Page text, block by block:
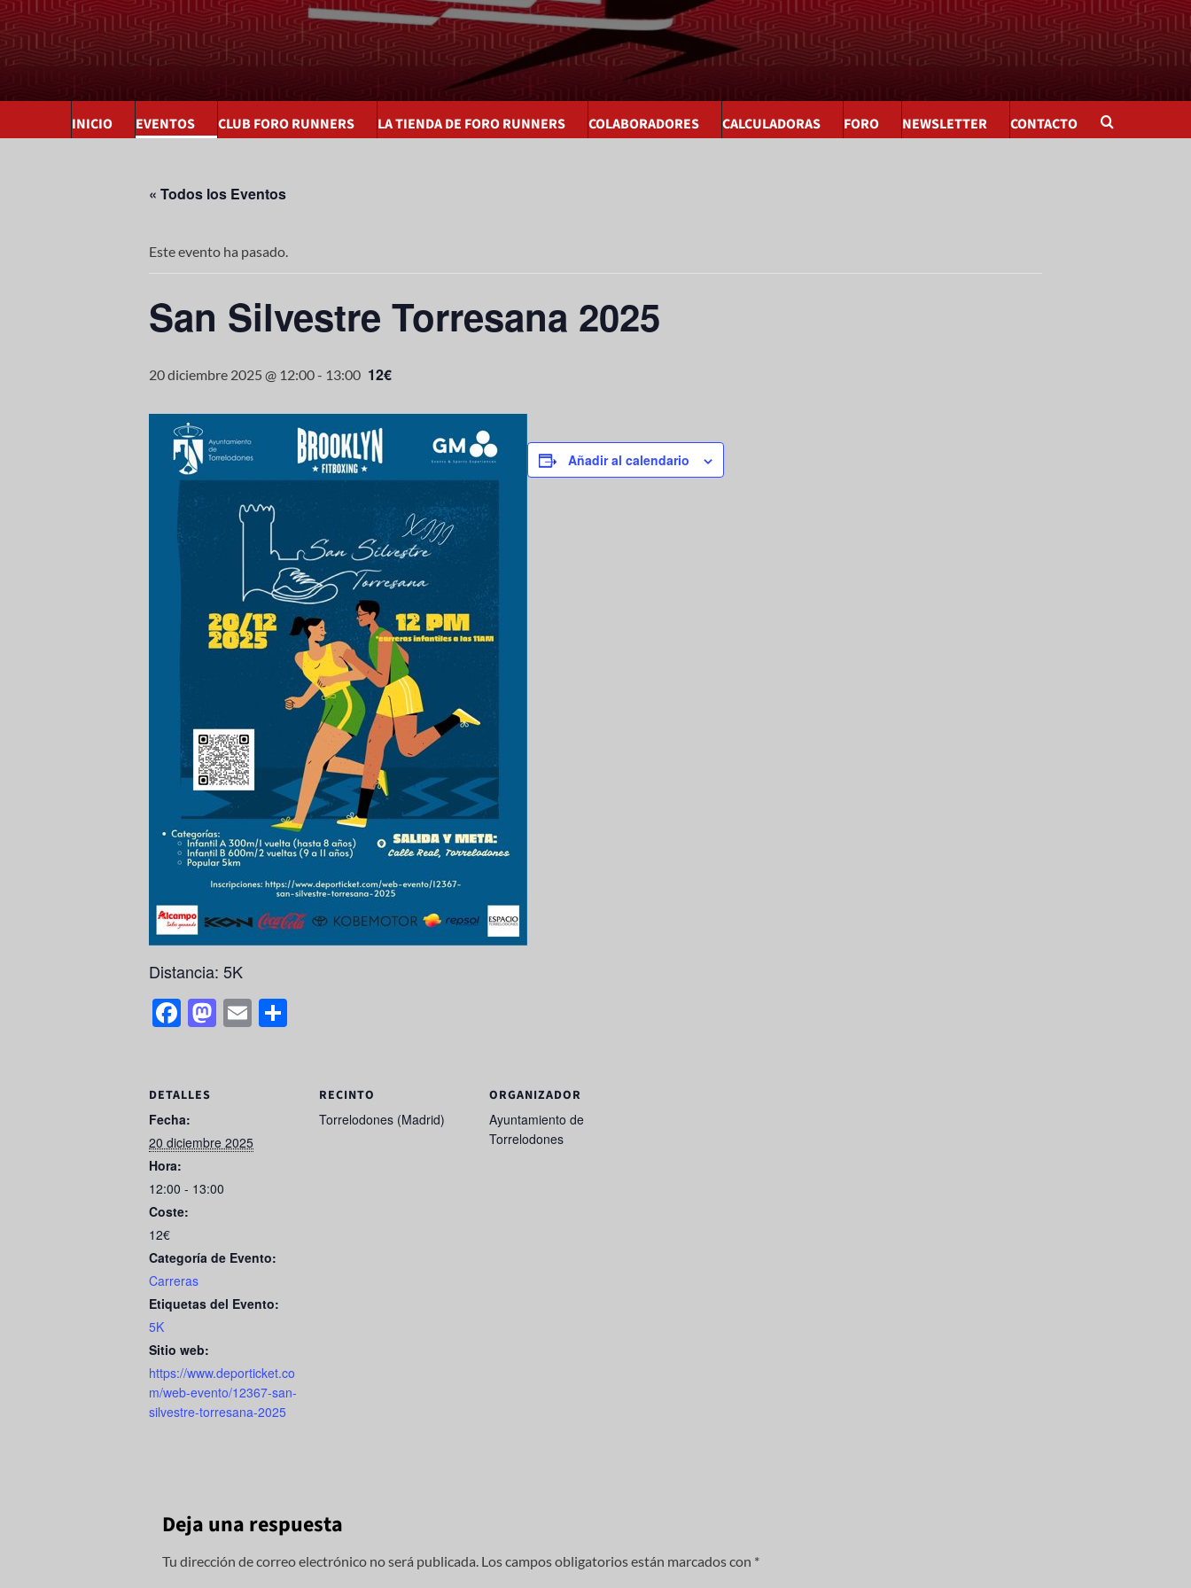
INICIO EVENTOS CLUB FORO RUNNERS LA TIENDA DE FORO RUNNERS COLABORADORES CALCULADORAS FORO NEWSLETTER CONTACTO
« Todos los Eventos
Este evento ha pasado.
San Silvestre Torresana 2025
20 diciembre 2025 @ 12:00- 13:00 12€
Distancia: 5K
F
a
e
b
o
o
k
M
a
o
n
E
m
Añadir al calendario
DETALLES
Fecha:
20 diciembre 2025
Hora:
12:00 - 13:00
Coste:
12€
Categoría de Evento:
Carreras
Etiquetas del Evento:
5K
Sitio web:
https://www.deporticket.co
m/web-evento/12367-san-
silvestre-torresana-2025
RECINTO
Torrelodones (Madrid)
ORGANIZADOR
Ayuntamiento de
Torrelodones
Deja una respuesta
Tu dirección de correo electrónico no será publicada. Los campos obligatorios están marcados con *